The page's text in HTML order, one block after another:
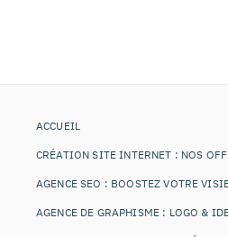
ACCUEIL
CRÉATION SITE INTERNET : NOS
AGENCE SEO : BOOSTEZ VOTRE
AGENCE DE GRAPHISME : LOGO &